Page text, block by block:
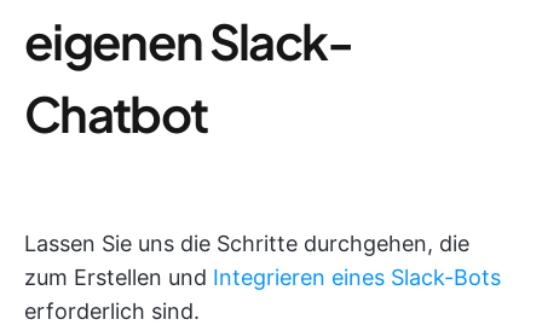
eigenen Slack-
Chatbot
Lassen Sie uns die Schritte durchgehen, die
zum Erstellen und Integrieren eines Slack-Bots
erforderlich sind.